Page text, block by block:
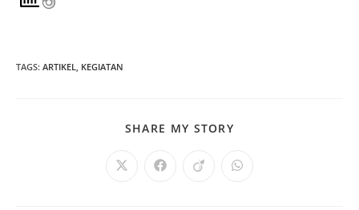
TAGS: ARTIKEL KEGIATAN
SHARE MY STORY
Opens Opens Opens Opens